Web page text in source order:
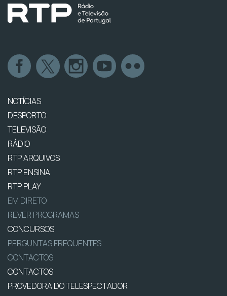
NOTÍCIAS
DESPORTO
TELEVISÃO
RÁDIO
RTP ARQUIVOS
RTP ENSINA
RTP PLAY
EM DIRETO
REVER PROGRAMAS
CONCURSOS
PERGUNTAS FREQUENTES
CONTACTOS
CONTACTOS
PROVEDORA DO TELESPECTADOR